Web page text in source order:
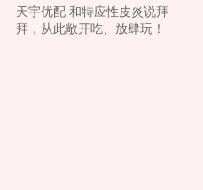
天宇优配 和特应性皮炎说拜
拜，从此敞开吃、放肆玩！